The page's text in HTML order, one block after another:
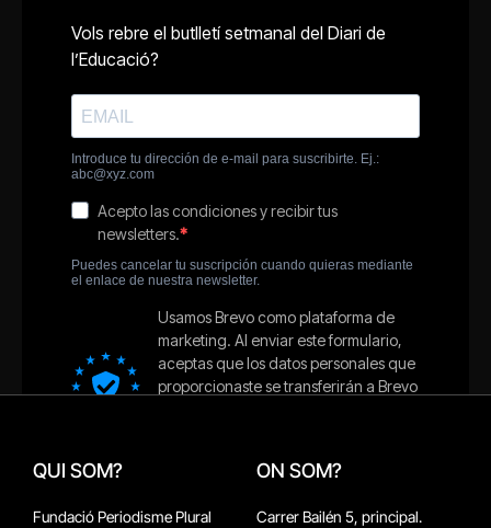
QUI SOM?
Fundació Periodisme Plural
ON SOM?
Carrer Bailén 5, principal.